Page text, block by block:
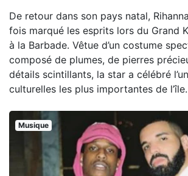
De retour dans son pays natal,
fois marqué les esprits lors du Grand
à la Barbade. Vêtue d’un costume
composé de plumes, de pierres
détails scintillants, la star a célébré
culturelles les plus importantes de l’île.
Musique